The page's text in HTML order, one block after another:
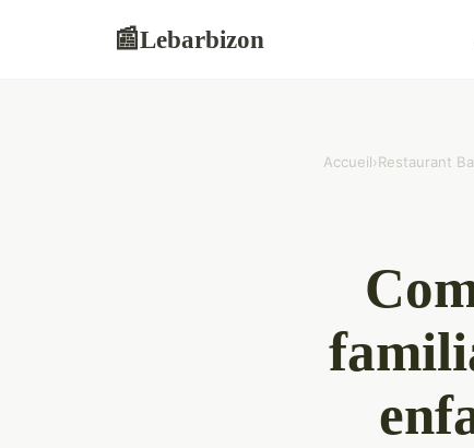
📰Lebarbizon
Accueil›Restaurant